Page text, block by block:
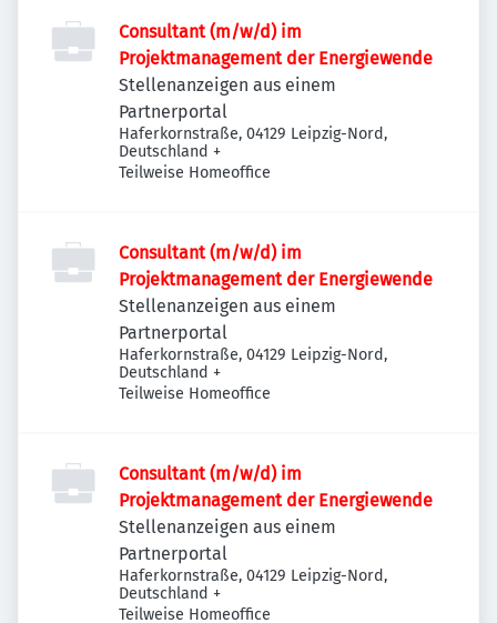
Consultant (m/w/d) im
Projektmanagement der Energiewende
Stellenanzeigen aus einem
Partnerportal
Haferkornstraße, 04129 Leipzig-Nord,
Deutschland +
Teilweise Homeoffice
Consultant (m/w/d) im
Projektmanagement der Energiewende
Stellenanzeigen aus einem
Partnerportal
Haferkornstraße, 04129 Leipzig-Nord,
Deutschland +
Teilweise Homeoffice
Consultant (m/w/d) im
Projektmanagement der Energiewende
Stellenanzeigen aus einem
Partnerportal
Haferkornstraße, 04129 Leipzig-Nord,
Deutschland +
Teilweise Homeoffice